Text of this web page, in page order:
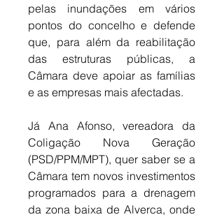
pelas inundações em vários
pontos do concelho e defende
que, para além da reabilitação
das estruturas públicas, a
Câmara deve apoiar as famílias
e as empresas mais afectadas.
Já Ana Afonso, vereadora da
Coligação Nova Geração
(PSD/PPM/MPT), quer saber se a
Câmara tem novos investimentos
programados para a drenagem
da zona baixa de Alverca, onde